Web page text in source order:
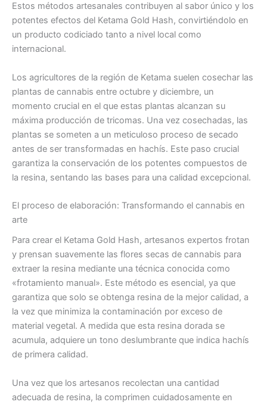
Estos métodos artesanales contribuyen al sabor único y los
potentes efectos del Ketama Gold Hash, convirtiéndolo en
un producto codiciado tanto a nivel local como
internacional.
Los agricultores de la región de Ketama suelen cosechar las
plantas de cannabis entre octubre y diciembre, un
momento crucial en el que estas plantas alcanzan su
máxima producción de tricomas. Una vez cosechadas, las
plantas se someten a un meticuloso proceso de secado
antes de ser transformadas en hachís. Este paso crucial
garantiza la conservación de los potentes compuestos de
la resina, sentando las bases para una calidad excepcional.
El proceso de elaboración: Transformando el cannabis en
arte
Para crear el Ketama Gold Hash, artesanos expertos frotan
y prensan suavemente las flores secas de cannabis para
extraer la resina mediante una técnica conocida como
«frotamiento manual». Este método es esencial, ya que
garantiza que solo se obtenga resina de la mejor calidad, a
la vez que minimiza la contaminación por exceso de
material vegetal. A medida que esta resina dorada se
acumula, adquiere un tono deslumbrante que indica hachís
de primera calidad.
Una vez que los artesanos recolectan una cantidad
adecuada de resina, la comprimen cuidadosamente en